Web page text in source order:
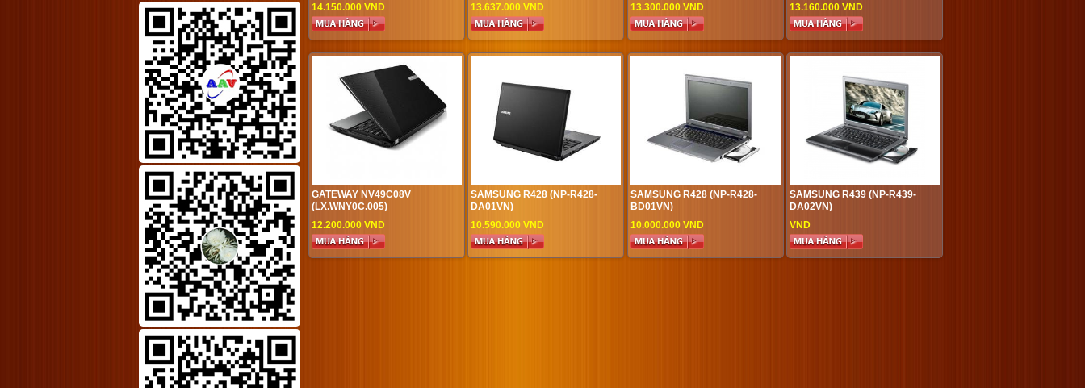
14.150.000 VND
13.637.000 VND
13.300.000 VND
13.160.000 VND
GATEWAY NV49C08V
(LX.WNY0C.005)
12.200.000 VND
SAMSUNG R428 (NP-R428-
DA01VN)
10.590.000 VND
SAMSUNG R428 (NP-R428-
BD01VN)
10.000.000 VND
SAMSUNG R439 (NP-R439-
DA02VN)
VND